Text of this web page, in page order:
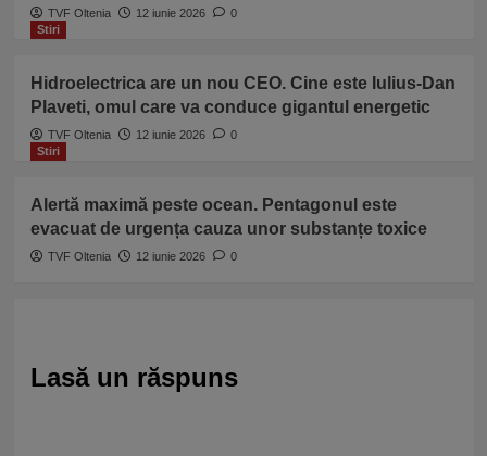
TVF Oltenia 12 iunie 2026
0
Stiri
Hidroelectrica are un nou CEO. Cine este Iulius-Dan
Plaveti, omul care va conduce gigantul energetic
TVF Oltenia 12 iunie 2026
0
Stiri
Alertă maximă peste ocean. Pentagonul este
evacuat de urgența cauza unor substanțe toxice
TVF Oltenia 12 iunie 2026 0
Lasă un răspuns